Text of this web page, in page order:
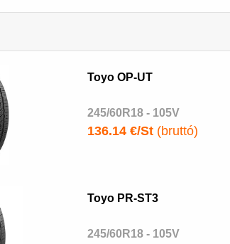
Toyo OP-UT
245/60R18 - 105V
136.14 €/St(bruttó)
Toyo PR-ST3
245/60R18 - 105V